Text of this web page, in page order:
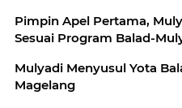
Pimpin Apel Pertama,
Sesuai Program Balad-
Mulyadi Menyusul Yota
Magelang